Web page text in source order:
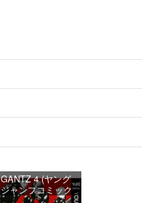
GANTZ 4 (ヤング
ジャンプコミック
スDIGITAL)